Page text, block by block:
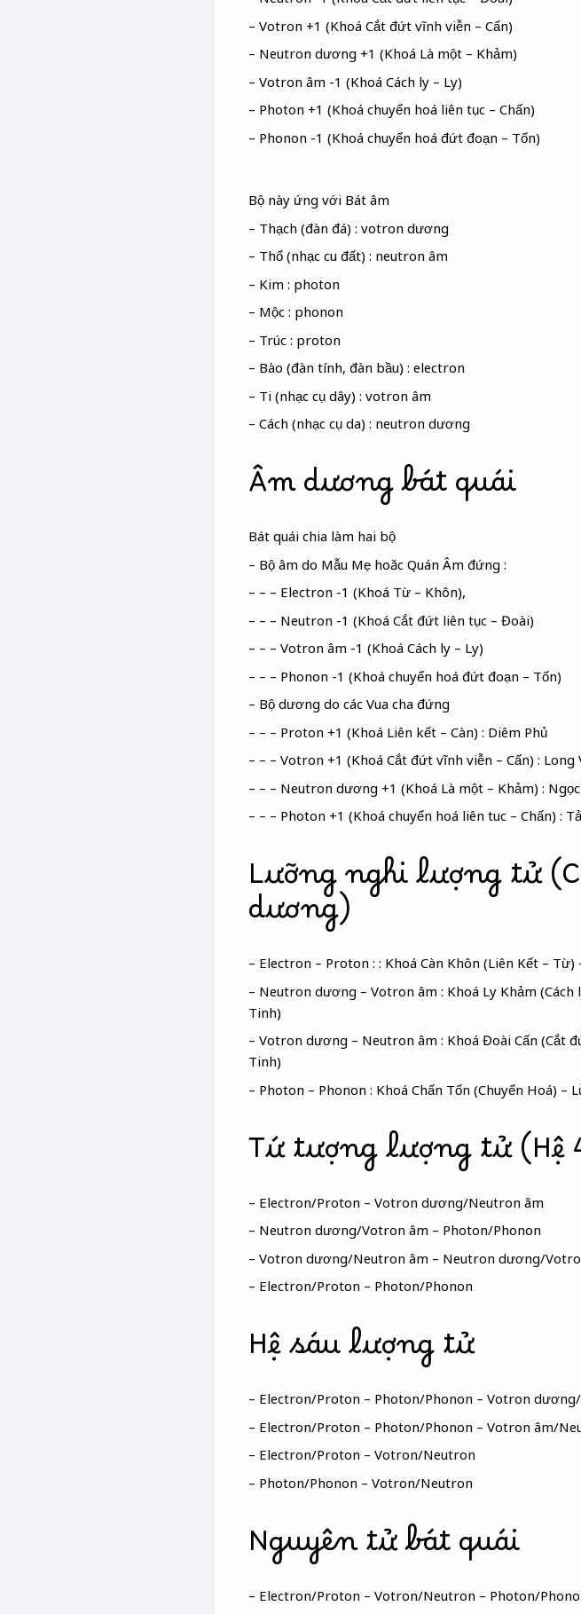
– Votron +1 (Khoá Cắt đứt vĩnh viễn – Cấn)
– Neutron dương +1 (Khoá Là một – Khảm)
– Votron âm -1 (Khoá Cách ly – Ly)
– Photon +1 (Khoá chuyển hoá liên tục – Chấn)
– Phonon -1 (Khoá chuyển hoá đứt đoạn – Tốn)
Bộ này ứng với Bát âm
– Thạch (đàn đá) : votron dương
– Thổ (nhạc cu đất) : neutron âm
– Kim : photon
– Mộc : phonon
– Trúc : proton
– Bào (đàn tính, đàn bầu) : electron
– Ti (nhạc cụ dây) : votron âm
– Cách (nhạc cụ da) : neutron dương
Âm dương bát quái
Bát quái chia làm hai bộ
– Bộ âm do Mẫu Mẹ hoăc Quán Âm đứng :
– – – Electron -1 (Khoá Từ – Khôn),
– – – Neutron -1 (Khoá Cắt đứt liên tục – Đoài)
– – – Votron âm -1 (Khoá Cách ly – Ly)
– – – Phonon -1 (Khoá chuyển hoá đứt đoạn – Tốn)
– Bộ dương do các Vua cha đứng
– – – Proton +1 (Khoá Liên kết – Càn) : Diêm Phủ
– – – Votron +1 (Khoá Cắt đứt vĩnh viễn – Cấn) : Long
– – – Neutron dương +1 (Khoá Là một – Khảm) :
– – – Photon +1 (Khoá chuyển hoá liên tuc – Chấn) :
Lưỡng nghi lượng tử
dương)
– Electron – Proton : : Khoá Càn Khôn (Liên Kết –
– Neutron dương – Votron âm : Khoá Ly Khảm
Tinh)
– Votron dương – Neutron âm : Khoá Đoài Cấn (Cắt
Tinh)
– Photon – Phonon : Khoá Chấn Tốn (Chuyển Hoá) –
Tứ tượng lượng tử
– Electron/Proton – Votron dương/Neutron âm
– Neutron dương/Votron âm – Photon/Phonon
– Votron dương/Neutron âm – Neutron dương/
– Electron/Proton – Photon/Phonon
Hệ sáu lượng tử
– Electron/Proton – Photon/Phonon – Votron
– Electron/Proton – Photon/Phonon – Votron âm/
– Electron/Proton – Votron/Neutron
– Photon/Phonon – Votron/Neutron
Nguyên tử bát quái
– Electron/Proton – Votron/Neutron – Photon/